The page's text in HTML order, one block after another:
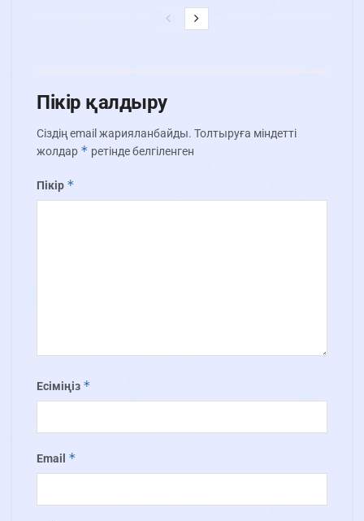
Пікір қалдыру
Сіздің email жарияланбайды. Толтыруға міндетті
жолдар * ретінде белгіленген
Пікір *
Есіміңіз *
Email *